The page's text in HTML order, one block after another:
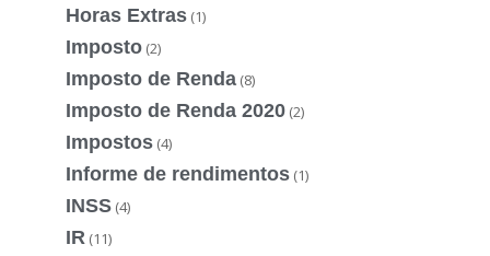
Horas Extras (1)
Imposto (2)
Imposto de Renda (8)
Imposto de Renda 2020 (2)
Impostos (4)
Informe de rendimentos (1)
INSS (4)
IR (11)